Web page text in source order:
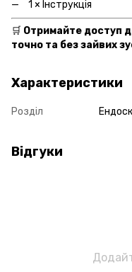
1 × Інструкція
🛒 Отримайте доступ
точно та без зайвих
Характеристики
Розділ
Відгуки